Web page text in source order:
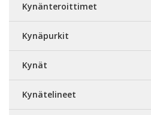
Kynänteroittimet
Kynäpurkit
Kynät
Kynätelineet